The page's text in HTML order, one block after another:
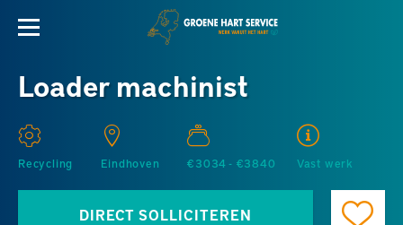
Loader machinist
Recycling Eindhoven €3034 - €3840 Vast werk
DIRECT SOLLICITEREN